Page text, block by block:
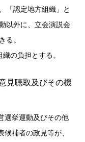
「認定地方組織」と
以外に、立会演説会
る。
の負担とする。
見聴取及びその機
選挙運動及びその他
補者の政見等が、